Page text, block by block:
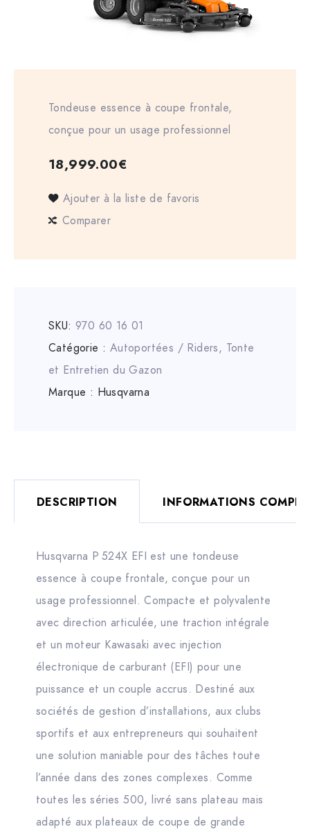
Tondeuse essence à coupe frontale,
conçue pour un usage professionnel
18,999.00€
Ajouter à la liste de favoris
Comparer
SKU: 970 60 16 01
Catégorie : Autoportées / Riders, Tonte
et Entretien du Gazon
Marque : Husqvarna
DESCRIPTION INFORMATIONS
Husqvarna P 524X EFI est une tondeuse
essence à coupe frontale, conçue pour un
usage professionnel. Compacte et polyvalente
avec direction articulée, une traction intégrale
et un moteur Kawasaki avec injection
électronique de carburant (EFI) pour une
puissance et un couple accrus. Destiné aux
sociétés de gestion d’installations, aux clubs
sportifs et aux entrepreneurs qui souhaitent
une solution maniable pour des tâches toute
l’année dans des zones complexes. Comme
toutes les séries 500, livré sans plateau mais
adapté aux plateaux de coupe de grande